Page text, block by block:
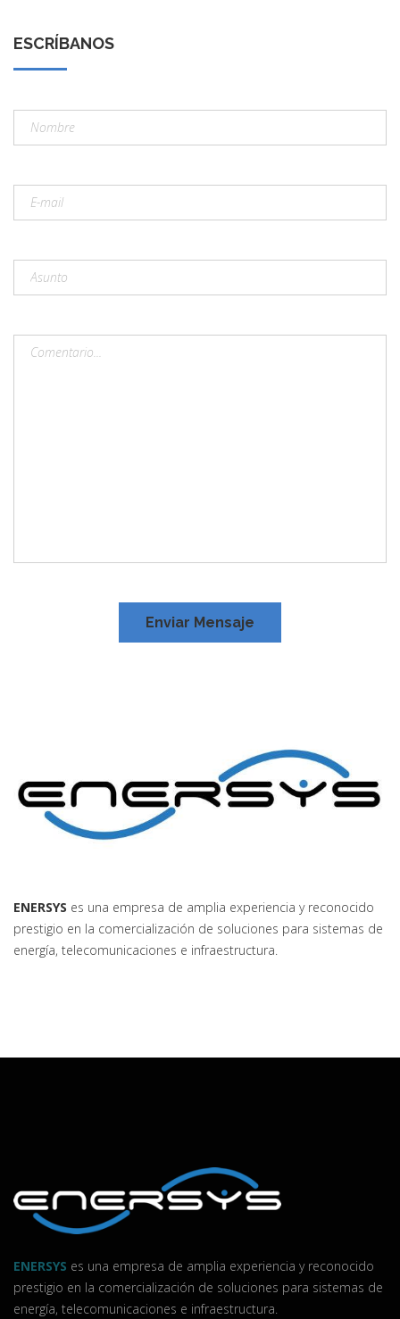
ESCRÍBANOS
ENERSYS es una empresa de amplia experiencia y reconocido
prestigio en la comercialización de soluciones para sistemas de
energía, telecomunicaciones e infraestructura.
ENERSYS es una empresa de amplia experiencia y reconocido
prestigio en la comercialización de soluciones para sistemas de
energía, telecomunicaciones e infraestructura.